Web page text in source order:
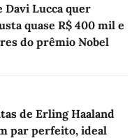
Davi Lucca quer
quase R$ 400 mil e
do prêmio Nobel
de Erling Haaland
par perfeito, ideal